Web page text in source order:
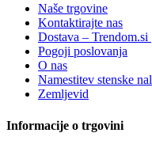
Naše trgovine
Kontaktirajte nas
Dostava –
Pogoji poslovanja
O nas
Namestitev stenske
Zemljevid
Informacije o trgovini